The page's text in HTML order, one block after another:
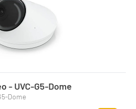
- UVC-G5-Dome
Dome